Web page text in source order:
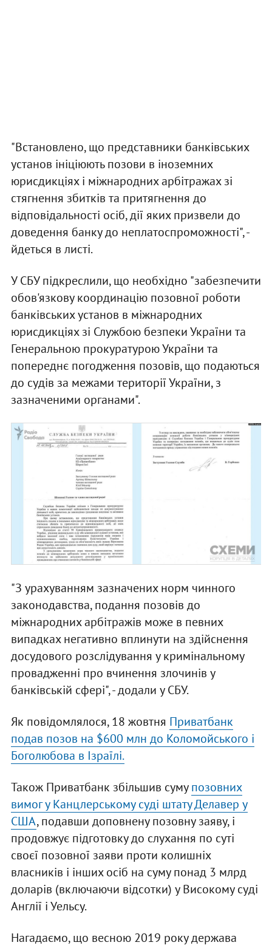
"Встановлено, що представники банківських
установ ініціюють позови в іноземних
юрисдикціях і міжнародних арбітражах зі
стягнення збитків та притягнення до
відповідальності осіб, дії яких призвели до
доведення банку до неплатоспроможності", -
йдеться в листі.
У СБУ підкреслили, що необхідно "забезпечити
обов'язкову координацію позовної роботи
банківських установ в міжнародних
юрисдикціях зі Службою безпеки України та
Генеральною прокуратурою України та
попереднє погодження позовів, що подаються
до судів за межами території України, з
зазначеними органами".
"З урахуванням зазначених норм чинного
законодавства, подання позовів до
міжнародних арбітражів може в певних
випадках негативно вплинути на здійснення
досудового розслідування у кримінальному
провадженні про вчинення злочинів у
банківській сфері", - додали у СБУ.
Як повідомлялося, 18 жовтня Приватбанк
подав позов на $600 млн до Коломойського і
Боголюбова в Ізраїлі.
Також Приватбанк збільшив сумупозовних
вимог у Канцлерському суді штату Делавер у
США, подавши доповнену позовну заяву, і
продовжує підготовку до слухання по суті
своєї позовної заяви проти колишніх
власників і інших осіб на суму понад 3 млрд
доларів (включаючи відсотки) у Високому суді
Англії і Уельсу.
Нагадаємо, що весною 2019 року держава